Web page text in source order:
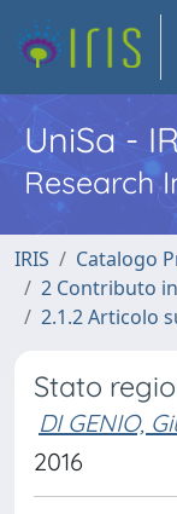
UniSa -
Research
IRIS
Catalogo
2 Contributo
2.1.2 Articolo
Stato
DI GENIO,
2016